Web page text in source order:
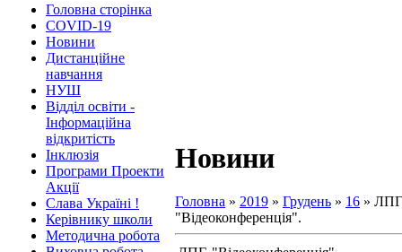
Головна сторінка
COVID-19
Новини
Дистанційне
навчання
НУШ
Відділ освіти -
Інформаційна
відкритість
Інклюзія
Програми Проекти
Акції
Слава Україні !
Керівнику школи
Методична робота
Новини
Головна » 2019 » Грудень » 16 »
"Відеоконференція".